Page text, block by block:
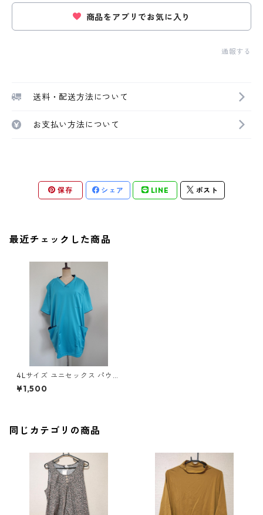
商品をアプリでお気に入り
通報する
送料・配送方法について
お支払い方法について
保存 シェア LINE ポスト
最近チェックした商品
4Lサイズ ユニセックス パウダ
ーストレッチ 肩スナップ スク
ラブ ターコイズブルー×ネイビ
¥1,500
同じカテゴリの商品